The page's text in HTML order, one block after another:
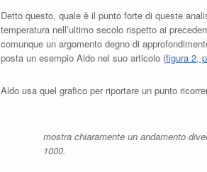
Detto questo, quale è il punto forte di queste
temperatura nell’ultimo secolo rispetto ai
comunque un argomento degno di
posta un esempio Aldo nel suo articolo (figura 2,
Aldo usa quel grafico per riportare un punto
mostra chiaramente un andamento
1000.